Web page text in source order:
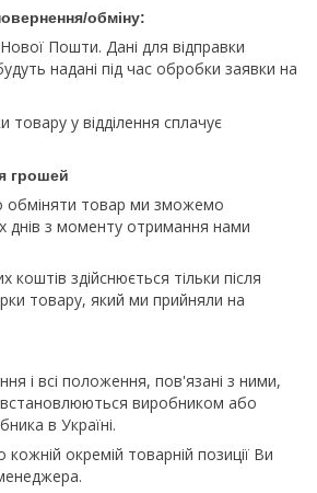
обміну:
Пошти. Дані для відправки
надані під час обробки заявки на
товару у відділення сплачує
грошей
обміняти товар ми зможемо
днів з моменту отримання нами
здійснюється тільки після
товару, який ми прийняли на
і всі положення, пов'язані з ними,
виробником або
в Україні.
кожній окремій товарній позиції Ви